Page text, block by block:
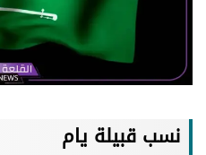
نسب قبيلة يام